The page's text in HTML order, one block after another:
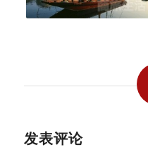
发表评论